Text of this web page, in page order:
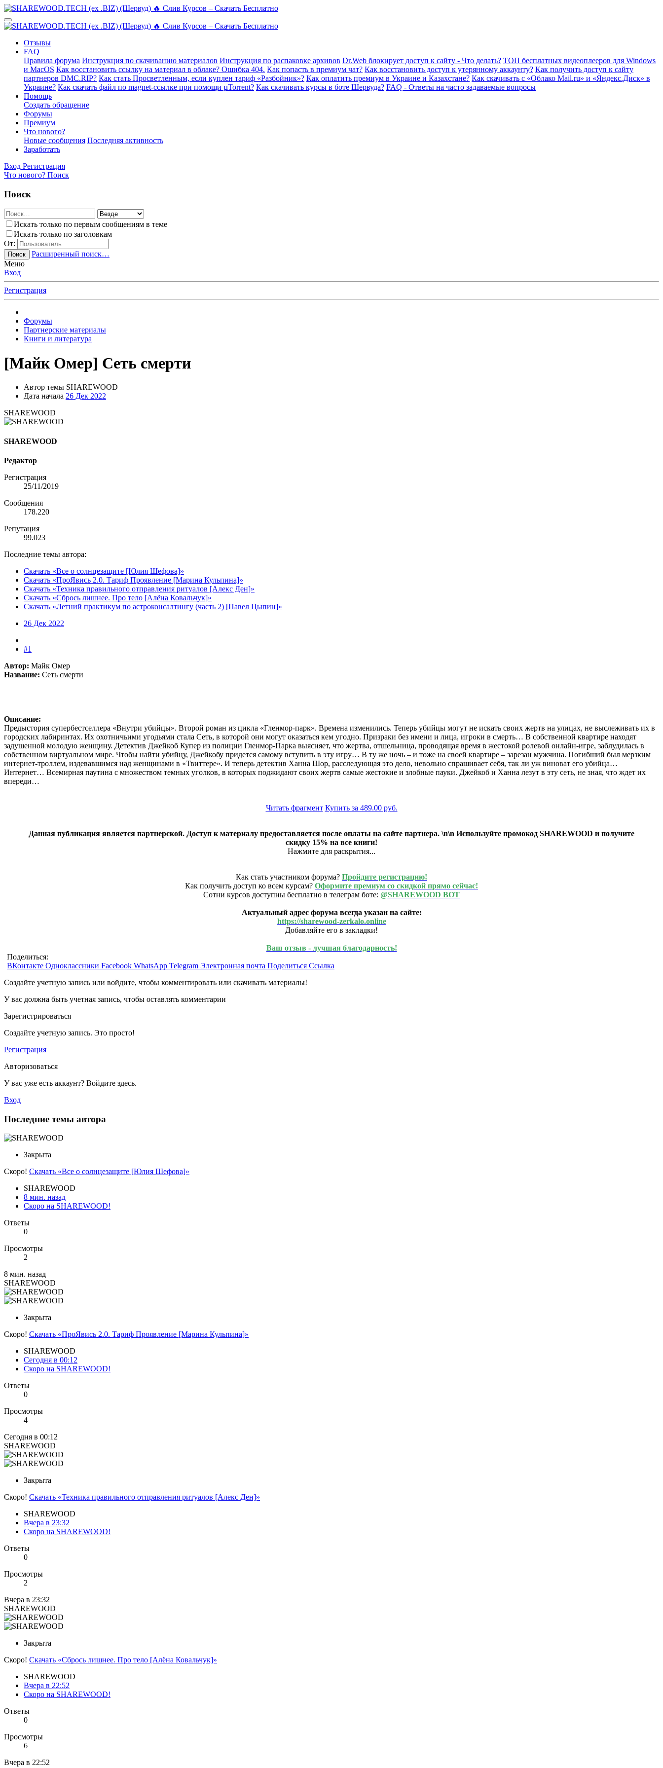
Отзывы
FAQ
Правила форума Инструкция по скачиванию материалов Инструкция по распаковке архивов Dr.Web блокирует доступ к сайту - Что делать? ТОП бесплатных видеоплееров для Windows
и MacOS Как восстановить ссылку на материал в облаке? Ошибка 404. Как попасть в премиум чат? Как восстановить доступ к утерянному аккаунту? Как получить доступ к сайту
партнеров DMC.RIP? Как стать Просветленным, если куплен тариф «Разбойник»? Как оплатить премиум в Украине и Казахстане? Как скачивать с «Облако Mail.ru» и «Яндекс.Диск» в
Украине? Как скачать файл по magnet-ссылке при помощи µTorrent? Как скачивать курсы в боте Шервуда? FAQ - Ответы на часто задаваемые вопросы
Помощь
Создать обращение
Форумы
Премиум
Что нового?
Новые сообщения Последняя активность
Заработать
Вход Регистрация
Что нового? Поиск
Поиск
Искать только по первым сообщениям в теме
Искать только по заголовкам
От:
Поиск
Расширенный поиск…
Меню
Вход
Регистрация
Форумы
Партнерские материалы
Книги и литература
[Майк Омер] Сеть смерти
Автор темы SHAREWOOD
Дата начала 26 Дек 2022
SHAREWOOD
SHAREWOOD
Редактор
Регистрация
25/11/2019
Сообщения
178.220
Репутация
99.023
Последние темы автора:
Скачать «Все о солнцезащите [Юлия Шефова]»
Скачать «ПроЯвись 2.0. Тариф Проявление [Марина Кульпина]»
Скачать «Техника правильного отправления ритуалов [Алекс Ден]»
Скачать «Сбрось лишнее. Про тело [Алёна Ковальчук]»
Скачать «Летний практикум по астроконсалтингу (часть 2) [Павел Цыпин]»
26 Дек 2022
#1
Автор: Майк Омер
Название: Сеть смерти
Описание:
Предыстория супербестселлера «Внутри убийцы». Второй роман из цикла «Гленмор-парк». Времена изменились. Теперь убийцы могут не искать своих жертв на улицах, не выслеживать их в
городских лабиринтах. Их охотничьими угодьями стала Сеть, в которой они могут оказаться кем угодно. Призраки без имени и лица, игроки в смерть… В собственной квартире находят
задушенной молодую женщину. Детектив Джейкоб Купер из полиции Гленмор-Парка выясняет, что жертва, отшельница, проводящая время в жестокой ролевой онлайн-игре, заблудилась в
собственном виртуальном мире. Чтобы найти убийцу, Джейкобу придется самому вступить в эту игру… В ту же ночь – и тоже на своей квартире – зарезан мужчина. Погибший был мерзким
интернет-троллем, издевавшимся над женщинами в «Твиттере». И теперь детектив Ханна Шор, расследующая это дело, невольно спрашивает себя, так ли уж виноват его убийца…
Интернет… Всемирная паутина с множеством темных уголков, в которых поджидают своих жертв самые жестокие и злобные пауки. Джейкоб и Ханна лезут в эту сеть, не зная, что ждет их
впереди…
Читать фрагмент Купить за 489.00 руб.
Данная публикация является партнерской. Доступ к материалу предоставляется после оплаты на сайте партнера. \n\n Используйте промокод SHAREWOOD и получите
скидку 15% на все книги!
Нажмите для раскрытия...
Как стать участником форума? Пройдите регистрацию!
Как получить доступ ко всем курсам? Оформите премиум со скидкой прямо сейчас!
Сотни курсов доступны бесплатно в телеграм боте: @SHAREWOOD BOT
Актуальный адрес форума всегда указан на сайте:
https://sharewood-zerkalo.online
Добавляйте его в закладки!
Ваш отзыв - лучшая благодарность!
Поделиться:
ВКонтакте Одноклассники Facebook WhatsApp Telegram Электронная почта Поделиться Ссылка
Создайте учетную запись или войдите, чтобы комментировать или скачивать материалы!
У вас должна быть учетная запись, чтобы оставлять комментарии
Зарегистрироваться
Создайте учетную запись. Это просто!
Регистрация
Авторизоваться
У вас уже есть аккаунт? Войдите здесь.
Вход
Последние темы автора
Закрыта
Скоро! Скачать «Все о солнцезащите [Юлия Шефова]»
SHAREWOOD
8 мин. назад
Скоро на SHAREWOOD!
Ответы
0
Просмотры
2
8 мин. назад
SHAREWOOD
Закрыта
Скоро! Скачать «ПроЯвись 2.0. Тариф Проявление [Марина Кульпина]»
SHAREWOOD
Сегодня в 00:12
Скоро на SHAREWOOD!
Ответы
0
Просмотры
4
Сегодня в 00:12
SHAREWOOD
Закрыта
Скоро! Скачать «Техника правильного отправления ритуалов [Алекс Ден]»
SHAREWOOD
Вчера в 23:32
Скоро на SHAREWOOD!
Ответы
0
Просмотры
2
Вчера в 23:32
SHAREWOOD
Закрыта
Скоро! Скачать «Сбрось лишнее. Про тело [Алёна Ковальчук]»
SHAREWOOD
Вчера в 22:52
Скоро на SHAREWOOD!
Ответы
0
Просмотры
6
Вчера в 22:52